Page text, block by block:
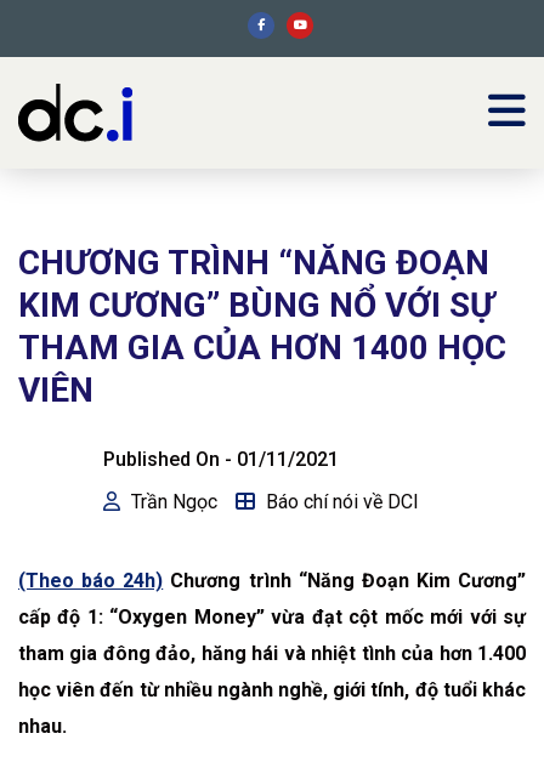
CHƯƠNG TRÌNH “NĂNG ĐOẠN
KIM CƯƠNG” BÙNG NỔ VỚI SỰ
THAM GIA CỦA HƠN 1400 HỌC
VIÊN
Published On - 01/11/2021
Trần Ngọc
Báo chí nói về DCI
(Theo báo 24h) Chương trình “Năng Đoạn Kim Cương”
cấp độ 1: “Oxygen Money” vừa đạt cột mốc mới với sự
tham gia đông đảo, hăng hái và nhiệt tình của hơn 1.400
học viên đến từ nhiều ngành nghề, giới tính, độ tuổi khác
nhau.